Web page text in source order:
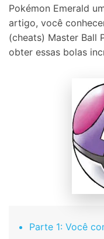
Pokémon Emerald
artigo, você
(cheats) Master Ball
obter essas bolas
Parte 1: Você